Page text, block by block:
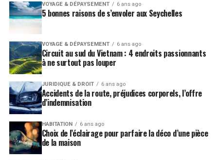
VOYAGE & DÉPAYSEMENT 6 ans ago
5 bonnes raisons de s’envoler aux Seychelles
VOYAGE & DÉPAYSEMENT 6 ans ago
Circuit au sud du Vietnam : 4 endroits passionnants
à ne surtout pas louper
JURIDIQUE & DROIT 6 ans ago
Accidents de la route, préjudices corporels, l’offre
d’indemnisation
HABITATION 6 ans ago
Choix de l’éclairage pour parfaire la déco d’une pièce
de la maison